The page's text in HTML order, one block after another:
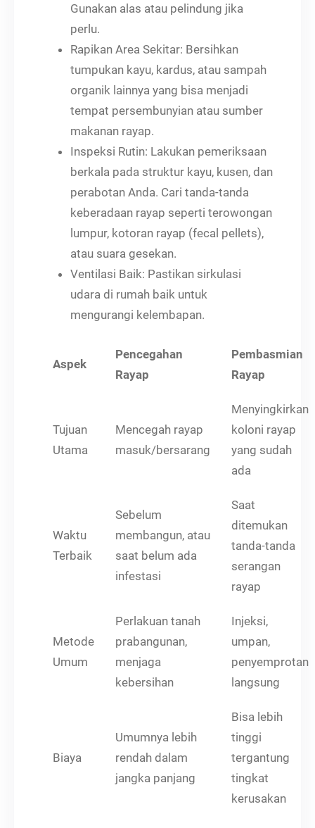
Gunakan alas atau pelindung jika
perlu.
Rapikan Area Sekitar: Bersihkan
tumpukan kayu, kardus, atau sampah
organik lainnya yang bisa menjadi
tempat persembunyian atau sumber
makanan rayap.
Inspeksi Rutin: Lakukan pemeriksaan
berkala pada struktur kayu, kusen, dan
perabotan Anda. Cari tanda-tanda
keberadaan rayap seperti terowongan
lumpur, kotoran rayap (fecal pellets),
atau suara gesekan.
Ventilasi Baik: Pastikan sirkulasi
udara di rumah baik untuk
mengurangi kelembapan.
Aspek
Pencegahan
Rayap
Pembasmian
Rayap
Tujuan
Utama
Mencegah rayap
masuk/bersarang
Menyingkirkan
koloni rayap
yang sudah
ada
Waktu
Terbaik
Sebelum
membangun, atau
saat belum ada
infestasi
Saat
ditemukan
tanda-tanda
serangan
rayap
Metode
Umum
Perlakuan tanah
prabangunan,
menjaga
kebersihan
Injeksi,
umpan,
penyemprotan
langsung
Biaya
Umumnya lebih
rendah dalam
jangka panjang
Bisa lebih
tinggi
tergantung
tingkat
kerusakan